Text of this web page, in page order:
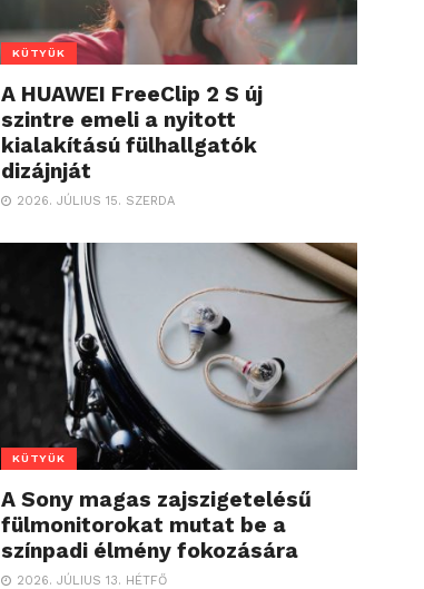
KÜTYÜK
A HUAWEI FreeClip 2 S új
szintre emeli a nyitott
kialakítású fülhallgatók
dizájnját
2026. JÚLIUS 15. SZERDA
KÜTYÜK
A Sony magas zajszigetelésű
fülmonitorokat mutat be a
színpadi élmény fokozására
2026. JÚLIUS 13. HÉTFŐ